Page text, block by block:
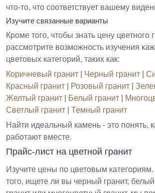
что-то, что соответствует вашему
Изучите связанные варианты
Кроме того, чтобы знать цену цветного
рассмотрите возможность изучения
цветовых категорий, таких как:
Коричневый гранит
Черный гранит
Красный гранит
Розовый гранит
Желтый гранит
Белый гранит
Светлый гранит
Темный гранит
Найти идеальный камень - это понять,
работают вместе.
Прайс-лист на цветной гранит
Изучите цены по цветовым
того, ищете ли вы черный гранит,